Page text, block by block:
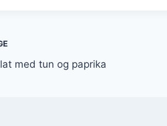
med tun og paprika